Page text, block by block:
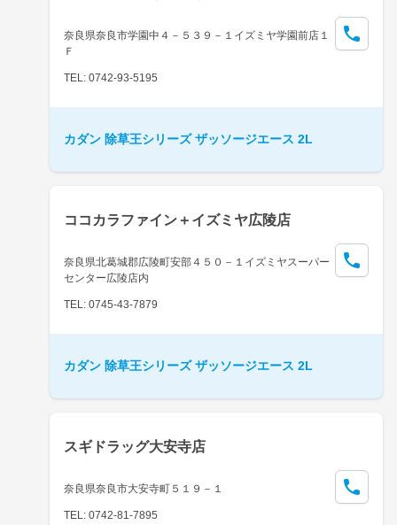
奈良県奈良市学園中４－５３９－１イズミヤ学園前店１
Ｆ
TEL: 0742-93-5195
カダン 除草王シリーズ ザッソージエース 2L
ココカラファイン＋イズミヤ広陵店
奈良県北葛城郡広陵町安部４５０－１イズミヤスーパー
センター広陵店内
TEL: 0745-43-7879
カダン 除草王シリーズ ザッソージエース 2L
スギドラッグ大安寺店
奈良県奈良市大安寺町５１９－１
TEL: 0742-81-7895